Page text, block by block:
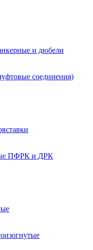
и дюбели
соединения)
ПФРК и ДРК